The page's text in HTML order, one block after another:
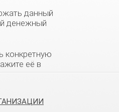
данный
денежный
конкретную
её в